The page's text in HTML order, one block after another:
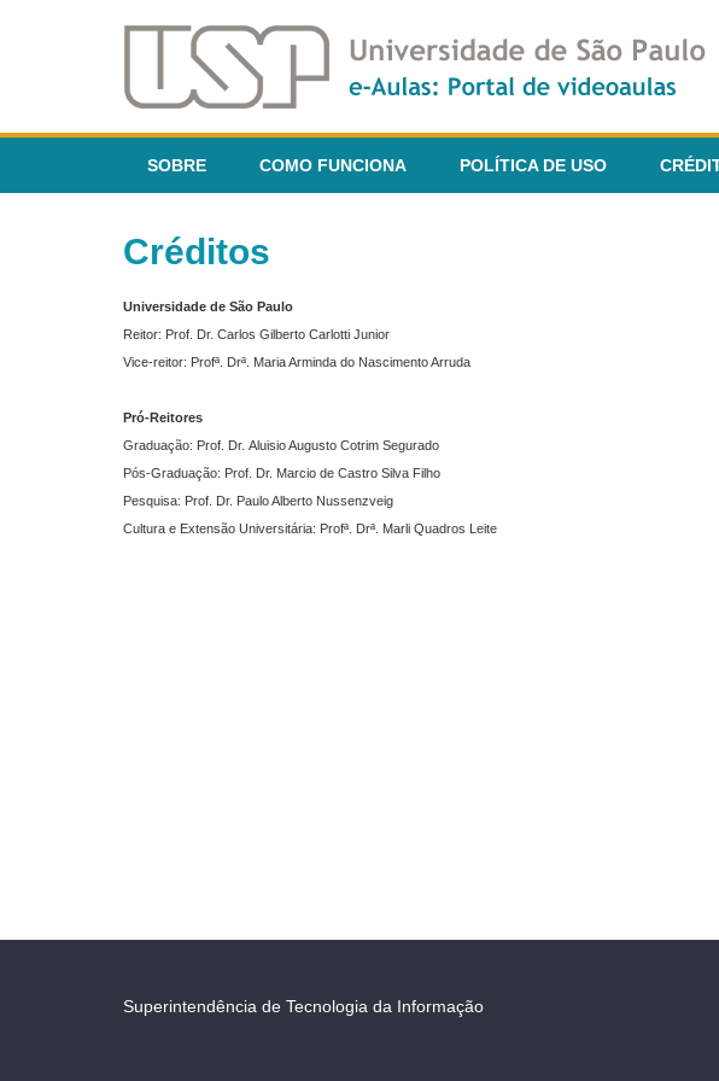
SOBRE COMO FUNCIONA POLÍTICA DE USO
Créditos
Universidade de São Paulo
Reitor: Prof. Dr. Carlos Gilberto Carlotti Junior
Vice-reitor: Profª. Drª. Maria Arminda do Nascimento Arruda
Pró-Reitores
Graduação: Prof. Dr. Aluisio Augusto Cotrim Segurado
Pós-Graduação: Prof. Dr. Marcio de Castro Silva Filho
Pesquisa: Prof. Dr. Paulo Alberto Nussenzveig
Cultura e Extensão Universitária: Profª. Drª. Marli Quadros Leite
Superintendência de Tecnologia da Informação